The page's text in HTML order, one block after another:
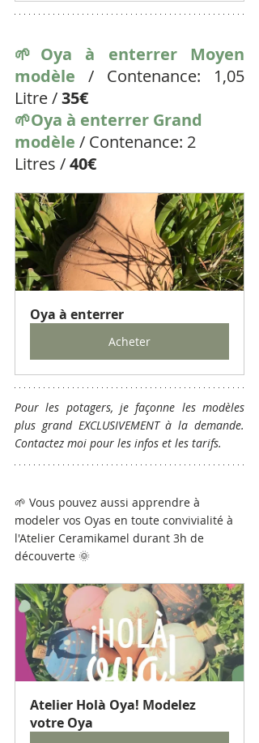
🌱Oya à enterrer Moyen
modèle / Contenance: 1,05
Litre / 35€
🌱Oya à enterrer Grand
modèle / Contenance: 2
Litres / 40€
Oya à enterrer
Acheter
Pour les potagers, je façonne les modèles
plus grand EXCLUSIVEMENT à la demande.
Contactez moi pour les infos et les tarifs.
🌱 Vous pouvez aussi apprendre à
modeler vos Oyas en toute convivialité à
l'Atelier Ceramikamel durant 3h de
découverte 🌞
Atelier Holà Oya! Modelez
votre Oya